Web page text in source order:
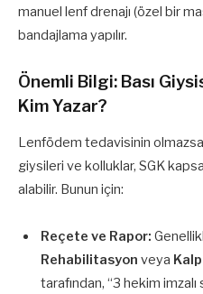
manuel lenf drenajı (özel bir
bandajlama yapılır.
Önemli Bilgi: Bası
Kim Yazar?
Lenfödem tedavisinin olmazsa
giysileri ve kolluklar, SGK
alabilir. Bunun için:
Reçete ve Rapor:
Rehabilitasyon veya
tarafından, “3 hekim